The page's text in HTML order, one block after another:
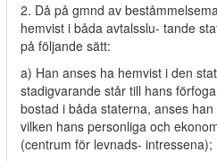
2. Då på gmnd av
hemvist i båda avtalsslu- tande
på följande sätt:
a) Han anses ha hemvist i den
stadigvarande står till hans
bostad i båda staterna, anses
vilken hans personliga och
(centrum för levnads- intressena);